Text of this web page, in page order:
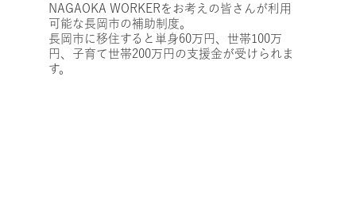
NAGAOKA WORKERをお考えの皆さんが利用
可能な長岡市の補助制度。
長岡市に移住すると単身60万円、世帯100万
円、子育て世帯200万円の支援金が受けられま
す。